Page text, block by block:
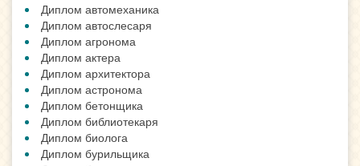
Диплом автомеханика
Диплом автослесаря
Диплом агронома
Диплом актера
Диплом архитектора
Диплом астронома
Диплом бетонщика
Диплом библиотекаря
Диплом биолога
Диплом бурильщика